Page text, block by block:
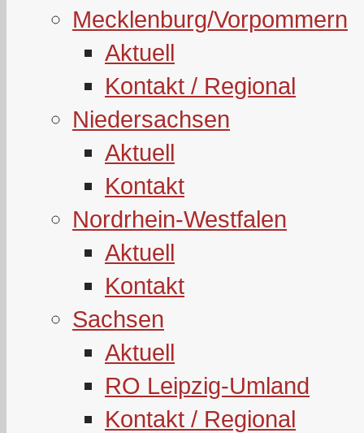
Mecklenburg/Vorpommern
Aktuell
Kontakt / Regional
Niedersachsen
Aktuell
Kontakt
Nordrhein-Westfalen
Aktuell
Kontakt
Sachsen
Aktuell
RO Leipzig-Umland
Kontakt / Regional